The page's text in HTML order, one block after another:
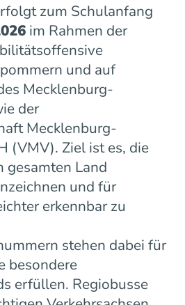
zum Schulanfang
im Rahmen der
und auf
Mecklenburg-
der
Mecklenburg-
(VMV). Ziel ist es, die
gesamten Land
und für
erkennbar zu
stehen dabei für
besondere
erfüllen. Regiobusse